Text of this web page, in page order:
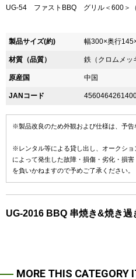
UG-54 ファストBBQ グリル＜600＞（
製品サイズ(約) 幅300×奥行
材質（品質） 鉄（クロムメッ
原産国 中国
JANコード
※製品改良のため外観および仕様は、予告
※レンタル等による貸し出し、オークシ
によって発生した故障・損傷・劣化・損
を負いかねますので予めご了承ください。
UG-2016 BBQ 串焼き&焼き
MORE THIS CATEGORY